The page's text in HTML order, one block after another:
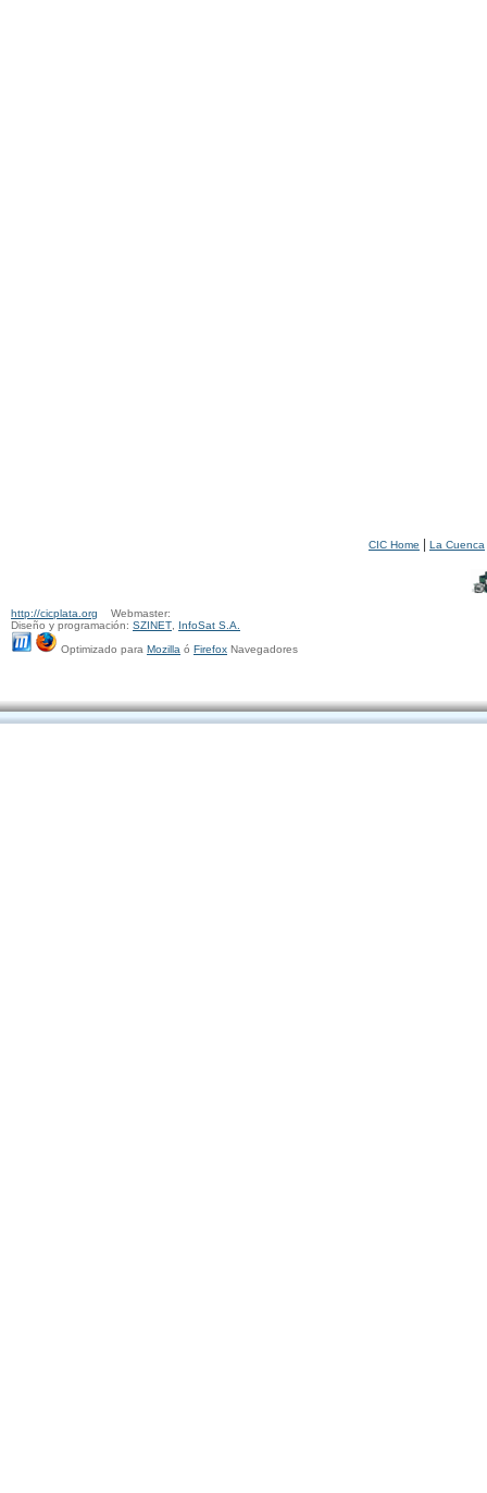
CIC Home La Cuenca
http://cicplata.org Webmaster:
Diseño y programación: SZINET
InfoSat S.A.
Optimizado para Mozilla ó Firefox Navegadores